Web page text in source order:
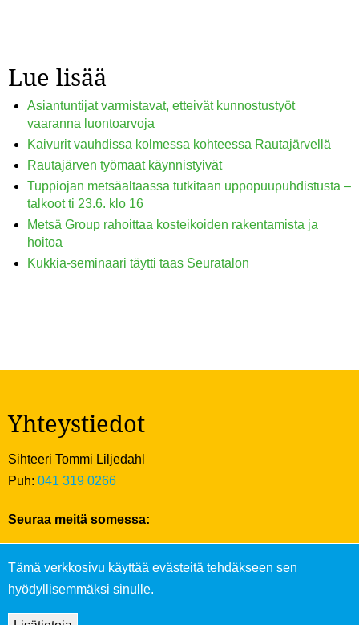
Lue lisää
Asiantuntijat varmistavat, etteivät kunnostustyöt
vaaranna luontoarvoja
Kaivurit vauhdissa kolmessa kohteessa Rautajärvellä
Rautajärven työmaat käynnistyivät
Tuppiojan metsäaltaassa tutkitaan uppopuupuhdistusta –
talkoot ti 23.6. klo 16
Metsä Group rahoittaa kosteikoiden rakentamista ja
hoitoa
Kukkia-seminaari täytti taas Seuratalon
Yhteystiedot
Sihteeri Tommi Liljedahl
Puh: 041 319 0266
Seuraa meitä somessa:
Tämä verkkosivu käyttää evästeitä tehdäkseen sen
hyödyllisemmäksi sinulle.